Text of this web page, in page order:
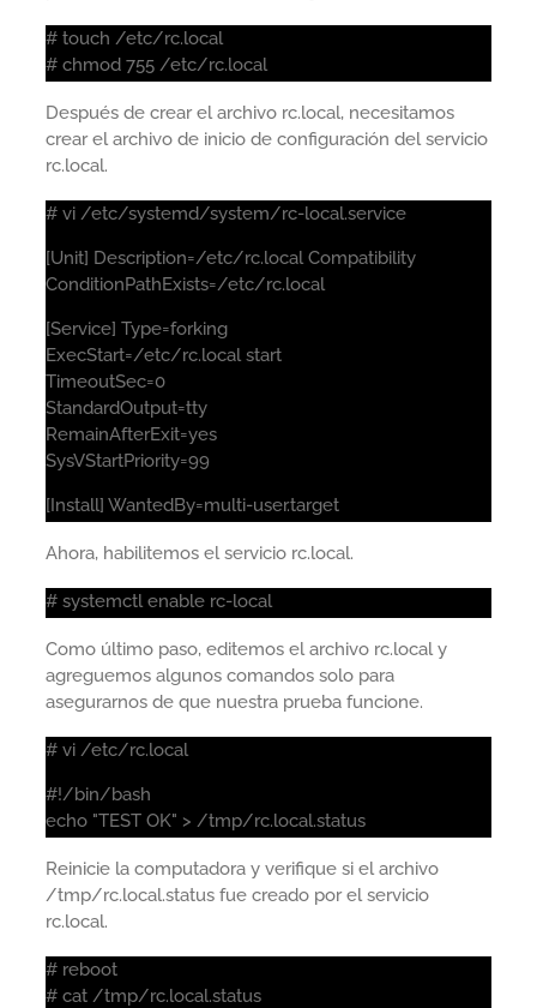
# touch /etc/rc.local
# chmod 755 /etc/rc.local
Después de crear el archivo rc.local, necesitamos
crear el archivo de inicio de configuración del servicio
rc.local.
# vi /etc/systemd/system/rc-local.service
[Unit] Description=/etc/rc.local Compatibility
ConditionPathExists=/etc/rc.local
[Service] Type=forking
ExecStart=/etc/rc.local start
TimeoutSec=0
StandardOutput=tty
RemainAfterExit=yes
SysVStartPriority=99
[Install] WantedBy=multi-user.target
Ahora, habilitemos el servicio rc.local.
# systemctl enable rc-local
Como último paso, editemos el archivo rc.local y
agreguemos algunos comandos solo para
asegurarnos de que nuestra prueba funcione.
# vi /etc/rc.local
#!/bin/bash
echo "TEST OK" > /tmp/rc.local.status
Reinicie la computadora y verifique si el archivo
/tmp/rc.local.status fue creado por el servicio
rc.local.
# reboot
# cat /tmp/rc.local.status